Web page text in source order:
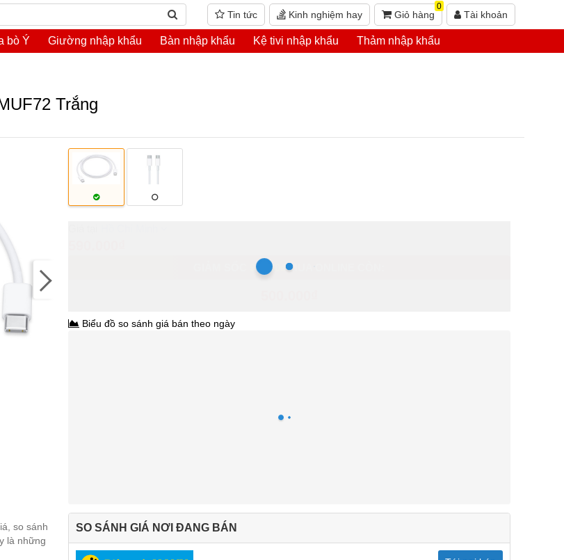
Tin tức Kinh nghiệm hay Giỏ hàng
0
Tài khoản
bò Ý Giường nhập khẩu Bàn nhập khẩu Kệ tivi nhập khẩu Thảm nhập khẩu
Trắng
so sánh
là những
90.000₫MUA ONLINE CÒN:
Biểu đồ so sánh giá bán theo ngày
SO SÁNH GIÁ NƠI ĐANG BÁN